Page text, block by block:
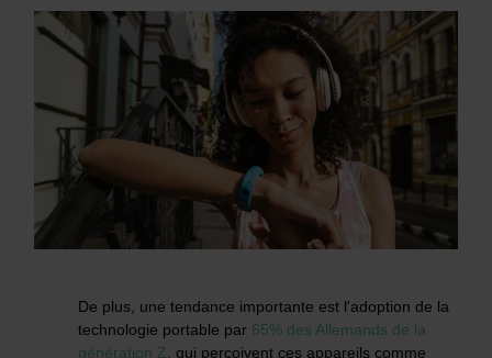
De plus, une tendance importante est l'adoption de la
technologie portable par 65% des Allemands de la
génération Z, qui perçoivent ces appareils comme